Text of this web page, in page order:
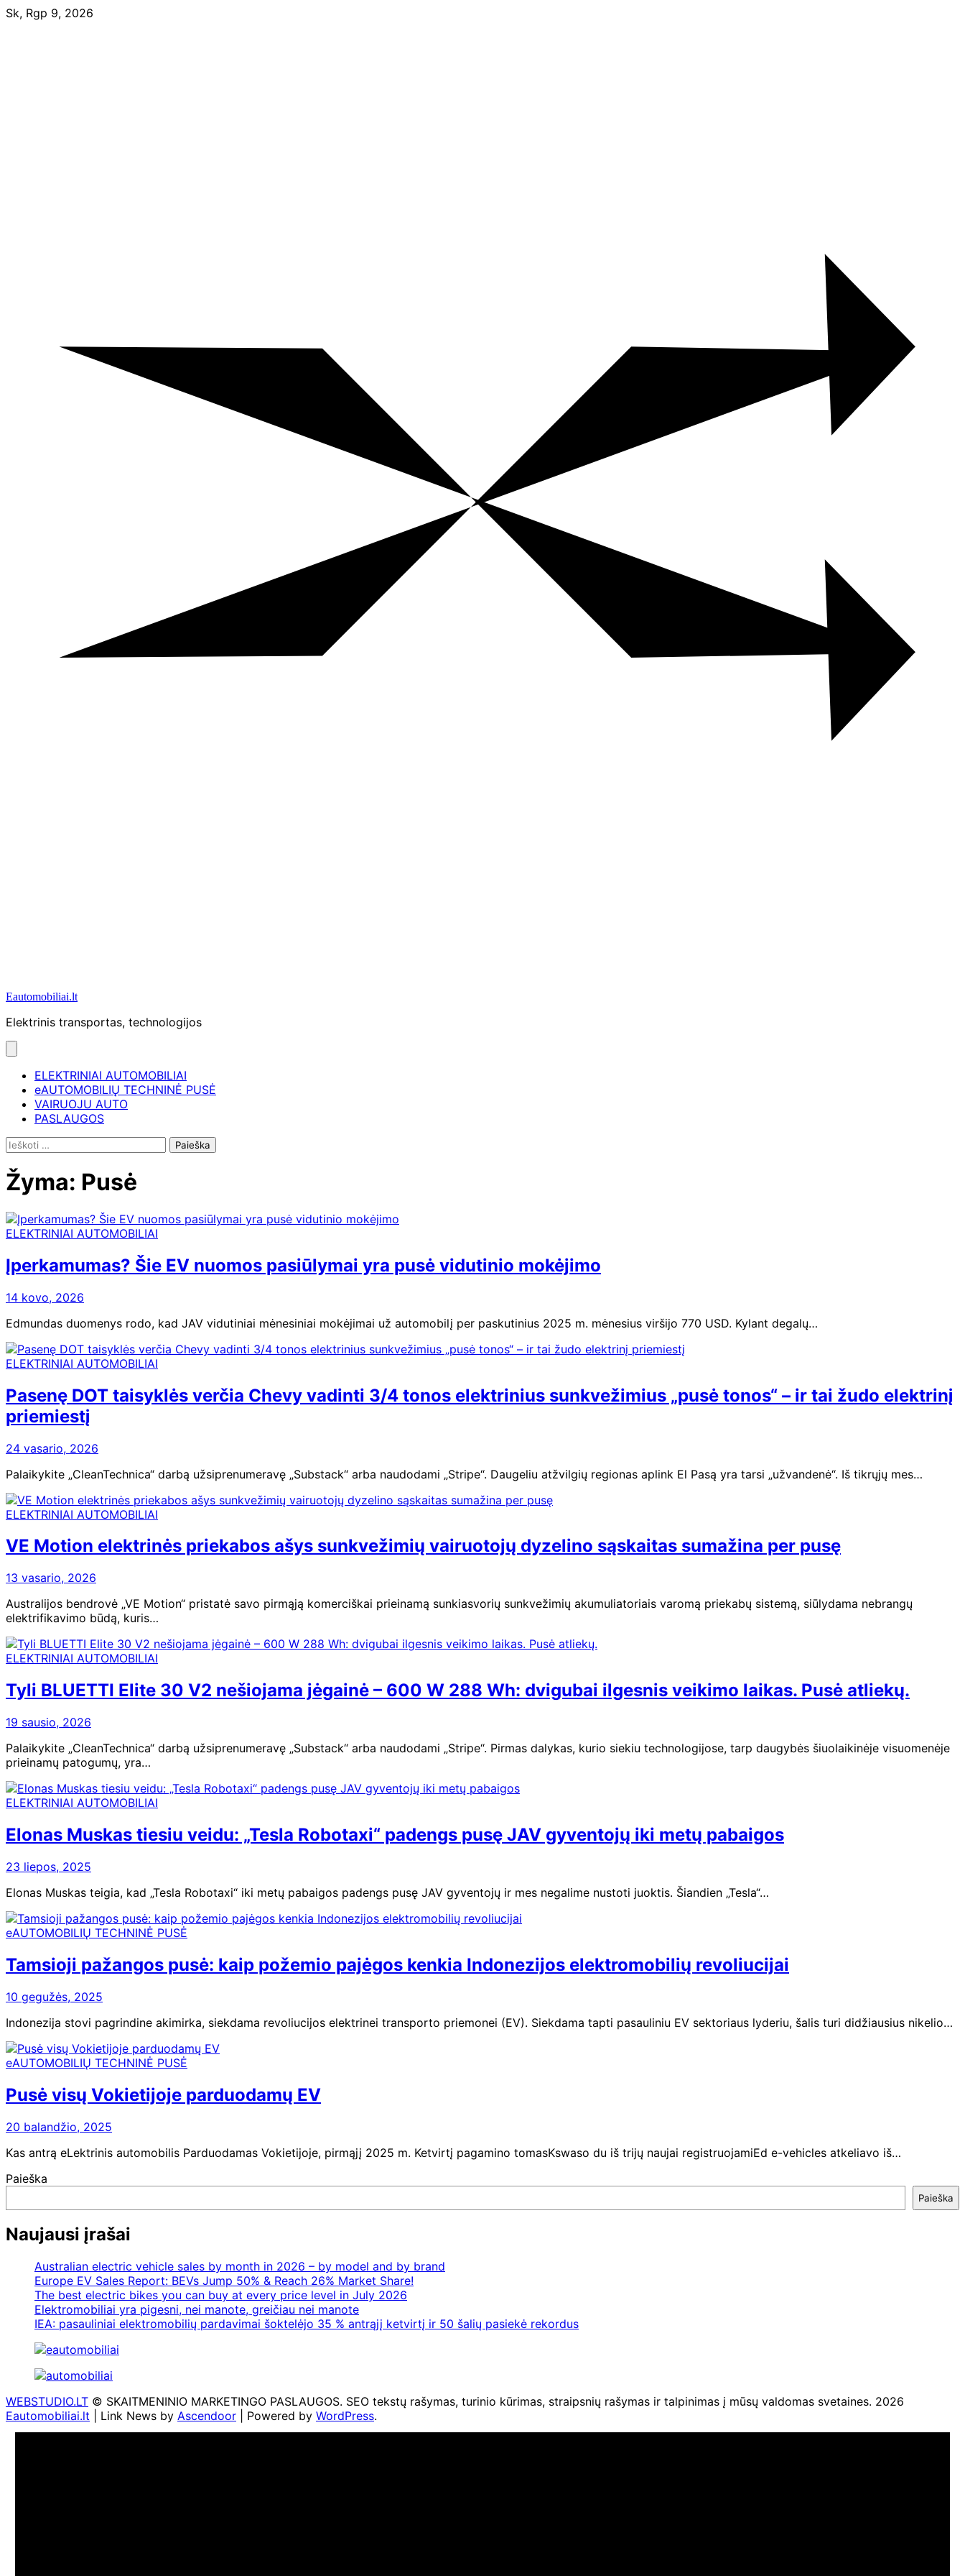
Skip
Sk, Rgp 9, 2026
Eautomobiliai.lt
Elektrinis transportas, technologijos
ELEKTRINIAI AUTOMOBILIAI
eAUTOMOBILIŲ TECHNINĖ PUSĖ
VAIRUOJU AUTO
PASLAUGOS
Ieškoti:
Žyma: Pusė
ELEKTRINIAI AUTOMOBILIAI
Įperkamumas? Šie EV nuomos pasiūlymai yra pusė vidutinio mokėjimo
14 kovo, 2026
Edmundas duomenys rodo, kad JAV vidutiniai mėnesiniai mokėjimai už automobilį per paskutinius 2025 m. mėnesius viršijo 770 USD. Kylant degalų…
ELEKTRINIAI AUTOMOBILIAI
Pasenę DOT taisyklės verčia Chevy vadinti 3/4 tonos elektrinius sunkvežimius „pusė tonos“ – ir tai žudo elektrinį
priemiestį
24 vasario, 2026
Palaikykite „CleanTechnica“ darbą užsiprenumeravę „Substack“ arba naudodami „Stripe“. Daugeliu atžvilgių regionas aplink El Pasą yra tarsi „užvandenė“. Iš tikrųjų mes…
ELEKTRINIAI AUTOMOBILIAI
VE Motion elektrinės priekabos ašys sunkvežimių vairuotojų dyzelino sąskaitas sumažina per pusę
13 vasario, 2026
Australijos bendrovė „VE Motion“ pristatė savo pirmąją komerciškai prieinamą sunkiasvorių sunkvežimių akumuliatoriais varomą priekabų sistemą, siūlydama nebrangų
elektrifikavimo būdą, kuris…
ELEKTRINIAI AUTOMOBILIAI
Tyli BLUETTI Elite 30 V2 nešiojama jėgainė – 600 W 288 Wh: dvigubai ilgesnis veikimo laikas. Pusė atliekų.
19 sausio, 2026
Palaikykite „CleanTechnica“ darbą užsiprenumeravę „Substack“ arba naudodami „Stripe“. Pirmas dalykas, kurio siekiu technologijose, tarp daugybės šiuolaikinėje visuomenėje
prieinamų patogumų, yra…
ELEKTRINIAI AUTOMOBILIAI
Elonas Muskas tiesiu veidu: „Tesla Robotaxi“ padengs pusę JAV gyventojų iki metų pabaigos
23 liepos, 2025
Elonas Muskas teigia, kad „Tesla Robotaxi“ iki metų pabaigos padengs pusę JAV gyventojų ir mes negalime nustoti juoktis. Šiandien „Tesla“…
eAUTOMOBILIŲ TECHNINĖ PUSĖ
Tamsioji pažangos pusė: kaip požemio pajėgos kenkia Indonezijos elektromobilių revoliucijai
10 gegužės, 2025
Indonezija stovi pagrindine akimirka, siekdama revoliucijos elektrinei transporto priemonei (EV). Siekdama tapti pasauliniu EV sektoriaus lyderiu, šalis turi didžiausius nikelio…
eAUTOMOBILIŲ TECHNINĖ PUSĖ
Pusė visų Vokietijoje parduodamų EV
20 balandžio, 2025
Kas antrą eLektrinis automobilis Parduodamas Vokietijoje, pirmąjį 2025 m. Ketvirtį pagamino tomasKswaso du iš trijų naujai registruojamiEd e-vehicles atkeliavo iš…
Paieška
Paieška
Naujausi įrašai
Australian electric vehicle sales by month in 2026 – by model and by brand
Europe EV Sales Report: BEVs Jump 50% & Reach 26% Market Share!
The best electric bikes you can buy at every price level in July 2026
Elektromobiliai yra pigesni, nei manote, greičiau nei manote
IEA: pasauliniai elektromobilių pardavimai šoktelėjo 35 % antrąjį ketvirtį ir 50 šalių pasiekė rekordus
WEBSTUDIO.LT © SKAITMENINIO MARKETINGO PASLAUGOS. SEO tekstų rašymas, turinio kūrimas, straipsnių rašymas ir talpinimas į mūsų valdomas svetaines. 2026
Eautomobiliai.lt | Link News by Ascendoor | Powered by WordPress.